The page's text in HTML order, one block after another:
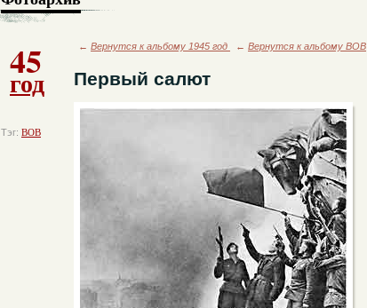
45
год
Тэг: ВОВ
← Вернутся к альбому 1945 год ← Вернутся к альбому ВОВ
Первый салют